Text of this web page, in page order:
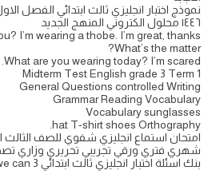
نموذج اختبار انجليزي ثالث ابتدائي الفصل الاول
١٤٤٦ محلول الكتروني المنهج الجديد
I’m wearing a thobe. I’m great, thanks.
What’s the matter?
What are you wearing today? I’m scared.
Midterm Test English grade 3 Term 1
General Questions controlled Writing
Grammar Reading Vocabulary
Vocabulary sunglasses
hat T-shirt shoes Orthography.
امتحان استماع انجليزي شفوي للصف
شهري فتري ورقي تجريبي تحريري وزاري تصحيح
بنك اسئلة اختبار انجليزي ثالث ابتدائي we can 3 الفصل الاول وورد PDF